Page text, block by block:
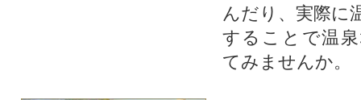
んだり、実際に
することで温
てみませんか。